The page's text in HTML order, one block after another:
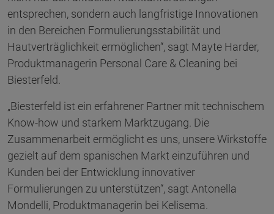
entsprechen, sondern auch langfristige Innovationen
in den Bereichen Formulierungsstabilität und
Hautverträglichkeit ermöglichen“, sagt Mayte Harder,
Produktmanagerin Personal Care & Cleaning bei
Biesterfeld.
„Biesterfeld ist ein erfahrener Partner mit technischem
Know-how und starkem Marktzugang. Die
Zusammenarbeit ermöglicht es uns, unsere Wirkstoffe
gezielt auf dem spanischen Markt einzuführen und
Kunden bei der Entwicklung innovativer
Formulierungen zu unterstützen“, sagt Antonella
Mondelli, Produktmanagerin bei Kelisema.